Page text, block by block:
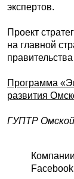
экспертов.
Проект
на главной
Программа
развития
ГУПТР